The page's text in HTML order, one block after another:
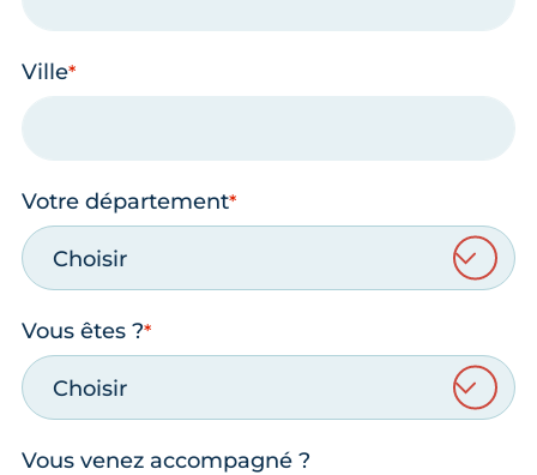
Ville
Votre département
Choisir
Vous êtes ?
Choisir
Vous venez accompagné ?